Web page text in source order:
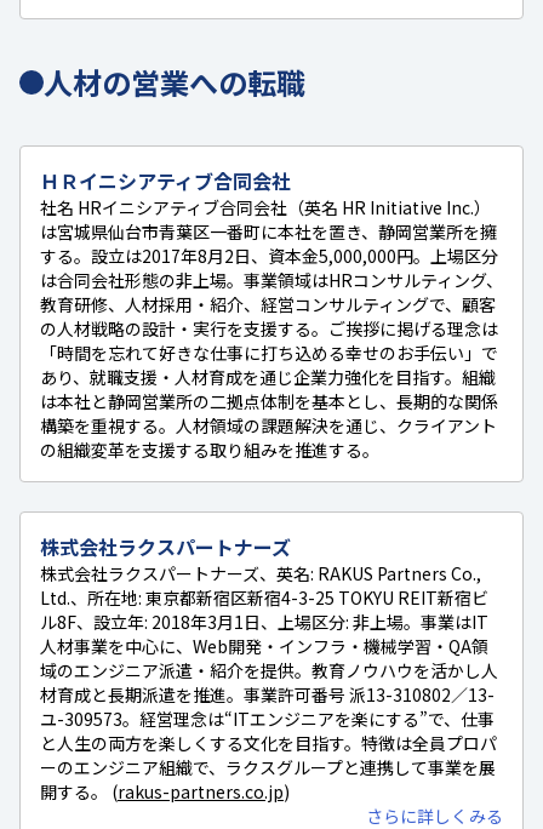
人材の営業への転職
ＨＲイニシアティブ合同会社
社名 HRイニシアティブ合同会社（英名 HR Initiative Inc.）
は宮城県仙台市青葉区一番町に本社を置き、静岡営業所を擁
する。設立は2017年8月2日、資本金5,000,000円。上場区分
は合同会社形態の非上場。事業領域はHRコンサルティング、
教育研修、人材採用・紹介、経営コンサルティングで、顧客
の人材戦略の設計・実行を支援する。ご挨拶に掲げる理念は
「時間を忘れて好きな仕事に打ち込める幸せのお手伝い」で
あり、就職支援・人材育成を通じ企業力強化を目指す。組織
は本社と静岡営業所の二拠点体制を基本とし、長期的な関係
構築を重視する。人材領域の課題解決を通じ、クライアント
の組織変革を支援する取り組みを推進する。
株式会社ラクスパートナーズ
株式会社ラクスパートナーズ、英名: RAKUS Partners Co.,
Ltd.、所在地: 東京都新宿区新宿4-3-25 TOKYU REIT新宿ビ
ル8F、設立年: 2018年3月1日、上場区分: 非上場。事業はIT
人材事業を中心に、Web開発・インフラ・機械学習・QA領
域のエンジニア派遣・紹介を提供。教育ノウハウを活かし人
材育成と長期派遣を推進。事業許可番号 派13-310802／13-
ユ-309573。経営理念は“ITエンジニアを楽にする”で、仕事
と人生の両方を楽しくする文化を目指す。特徴は全員プロパ
ーのエンジニア組織で、ラクスグループと連携して事業を展
開する。 (rakus-partners.co.jp)
さらに詳しくみる